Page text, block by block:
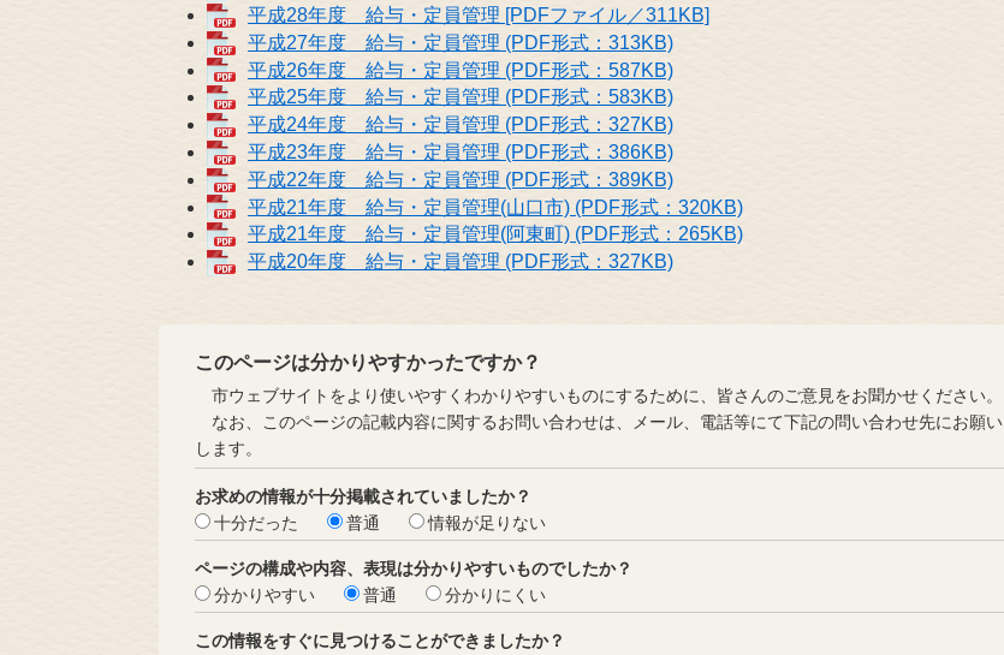
平成28年度 給与・定員管理 [PDFファイル／311KB]
平成27年度 給与・定員管理 (PDF形式：313KB)
平成26年度 給与・定員管理 (PDF形式：587KB)
平成25年度 給与・定員管理 (PDF形式：583KB)
平成24年度 給与・定員管理 (PDF形式：327KB)
平成23年度 給与・定員管理 (PDF形式：386KB)
平成22年度 給与・定員管理 (PDF形式：389KB)
平成21年度 給与・定員管理(山口市) (PDF形式：320KB)
平成21年度 給与・定員管理(阿東町) (PDF形式：265KB)
平成20年度 給与・定員管理 (PDF形式：327KB)
このページは分かりやすかったですか？
市ウェブサイトをより使いやすくわかりやすいものにするために、皆さんのご意見をお聞かせください。
なお、このページの記載内容に関するお問い合わせは、メール、電話等にて下記の問い合わせ先にお願い
します。
お求めの情報が十分掲載されていましたか？
十分だった
普通 情報が足りない
ページの構成や内容、表現は分かりやすいものでしたか？
分かりやすい
普通 分かりにくい
この情報をすぐに見つけることができましたか？